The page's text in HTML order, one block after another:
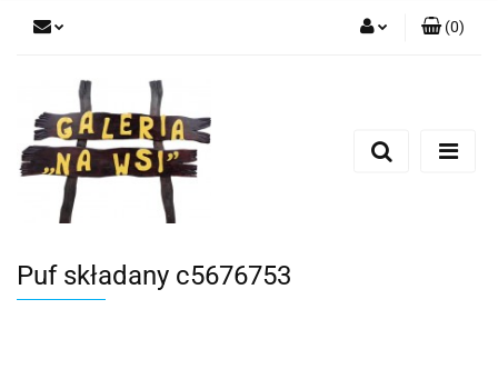
Dodaj zgłoszenie
(0)
Puf składany c5676753